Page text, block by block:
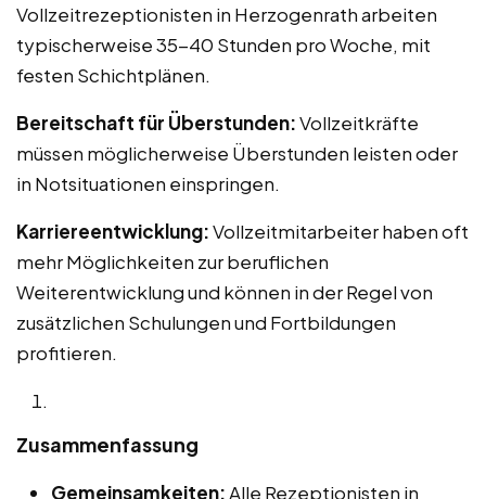
Vollzeitrezeptionisten in Herzogenrath arbeiten
typischerweise 35-40 Stunden pro Woche, mit
festen Schichtplänen.
Bereitschaft für Überstunden:Vollzeitkräfte
müssen möglicherweise Überstunden leisten oder
in Notsituationen einspringen.
Karriereentwicklung:Vollzeitmitarbeiter haben oft
mehr Möglichkeiten zur beruflichen
Weiterentwicklung und können in der Regel von
zusätzlichen Schulungen und Fortbildungen
profitieren.
Zusammenfassung
Gemeinsamkeiten:Alle Rezeptionisten in